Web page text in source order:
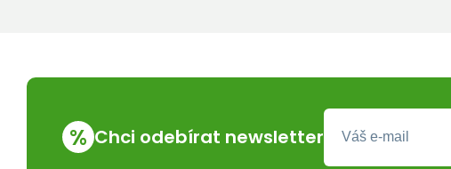
% Chci odebírat newsletter